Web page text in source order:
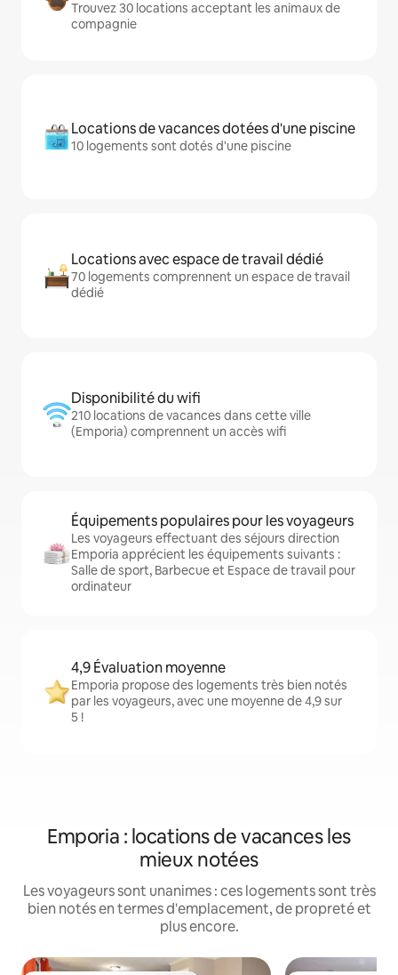
Trouvez 30 locations acceptant les animaux de
compagnie
Locations de vacances dotées d'une piscine
10 logements sont dotés d'une piscine
Locations avec espace de travail dédié
70 logements comprennent un espace de travail
dédié
Disponibilité du wifi
210 locations de vacances dans cette ville
(Emporia) comprennent un accès wifi
Équipements populaires pour les voyageurs
Les voyageurs effectuant des séjours direction
Emporia apprécient les équipements suivants :
Salle de sport, Barbecue et Espace de travail pour
ordinateur
4,9 Évaluation moyenne
Emporia propose des logements très bien notés
par les voyageurs, avec une moyenne de 4,9 sur
5 !
Emporia : locations de vacances les
mieux notées
Les voyageurs sont unanimes : ces logements sont très
bien notés en termes d'emplacement, de propreté et
plus encore.